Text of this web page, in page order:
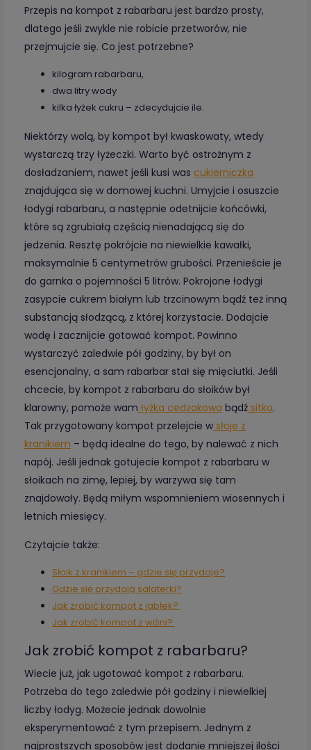
Przepis na kompot z rabarbaru jest bardzo prosty,
dlatego jeśli zwykle nie robicie przetworów, nie
przejmujcie się. Co jest potrzebne?
kilogram rabarbaru,
dwa litry wody
kilka łyżek cukru – zdecydujcie ile.
Niektórzy wolą, by kompot był kwaskowaty, wtedy
wystarczą trzy łyżeczki. Warto być ostrożnym z
dosładzaniem, nawet jeśli kusi was cukierniczka
znajdująca się w domowej kuchni. Umyjcie i osuszcie
łodygi rabarbaru, a następnie odetnijcie końcówki,
które są zgrubiałą częścią nienadającą się do
jedzenia. Resztę pokrójcie na niewielkie kawałki,
maksymalnie 5 centymetrów grubości. Przenieście je
do garnka o pojemności 5 litrów. Pokrojone łodygi
zasypcie cukrem białym lub trzcinowym bądź też inną
substancją słodzącą, z której korzystacie. Dodajcie
wodę i zacznijcie gotować kompot. Powinno
wystarczyć zaledwie pół godziny, by był on
esencjonalny, a sam rabarbar stał się mięciutki. Jeśli
chcecie, by kompot z rabarbaru do słoików był
klarowny, pomoże wam łyżka cedzakowa bądź sitko.
Tak przygotowany kompot przelejcie w słoje z
kranikiem – będą idealne do tego, by nalewać z nich
napój. Jeśli jednak gotujecie kompot z rabarbaru w
słoikach na zimę, lepiej, by warzywa się tam
znajdowały. Będą miłym wspomnieniem wiosennych i
letnich miesięcy.
Czytajcie także:
Słoik z kranikiem – gdzie się przydaje?
Gdzie się przydają salaterki?
Jak zrobić kompot z jabłek?
Jak zrobić kompot z wiśni?
Jak zrobić kompot z rabarbaru?
Wiecie już, jak ugotować kompot z rabarbaru.
Potrzeba do tego zaledwie pół godziny i niewielkiej
liczby łodyg. Możecie jednak dowolnie
eksperymentować z tym przepisem. Jednym z
najprostszych sposobów jest dodanie mniejszej ilości